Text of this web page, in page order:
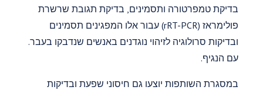
בדיקת טמפרטורה ותסמינים, בדיקת תגובת שרשרת
פולימראז (rRT-PCR) עבור אלו המפגינים תסמינים
ובדיקות סרולוגיה לזיהוי נוגדנים באנשים שנדבקו בעבר.
עם הנגיף.
במסגרת השותפות יוצעו גם חיסוני שפעת ובדיקות